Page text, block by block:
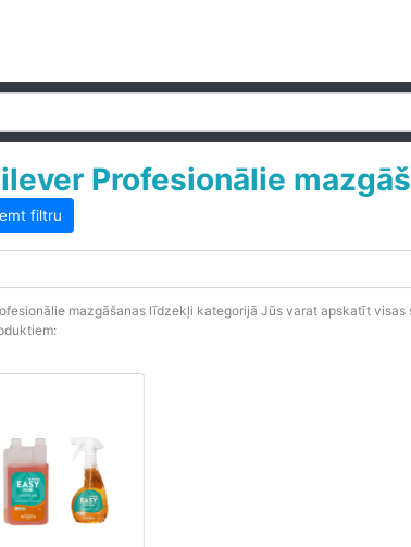
Profesionālie
↻ Noņemt filtru
mazgāšanas līdzekļi kategorijā Jūs varat apskatīt